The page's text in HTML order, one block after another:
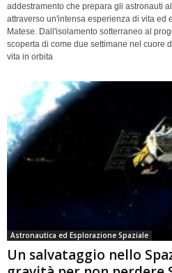
addestramento che prepara gli astronauti
attraverso un'intensa esperienza di vita ed
Matese. Dall'isolamento sotterraneo al
scoperta di come due settimane nel cuore
vita in orbita
Astronautica ed Esplorazione Spaziale
Un salvataggio nello